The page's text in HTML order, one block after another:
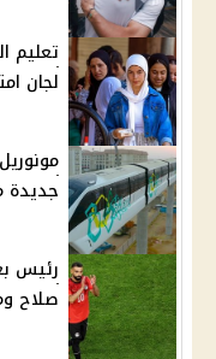
تعليم
لجان
جديدة من 6 صباحًا
رئيس
صلاح